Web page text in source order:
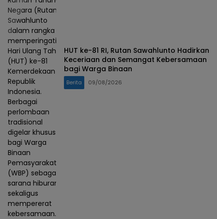
Negara (Rutan)
Sawahlunto
dalam rangka
memperingati
Hari Ulang Tahun
(HUT) ke-81
Kemerdekaan
Republik
Indonesia.
Berbagai
perlombaan
tradisional
digelar khusus
bagi Warga
Binaan
Pemasyarakatan
(WBP) sebagai
sarana hiburan
sekaligus
mempererat
kebersamaan.
HUT ke-81 RI, Rutan Sawahlunto Hadirkan
Keceriaan dan Semangat Kebersamaan
bagi Warga Binaan
Berita 09/08/2026